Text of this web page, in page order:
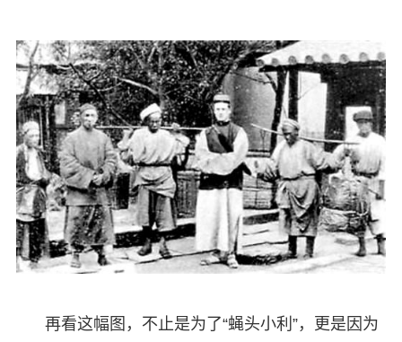
再看这幅图，不止是为了“蝇头小利”，更是因为